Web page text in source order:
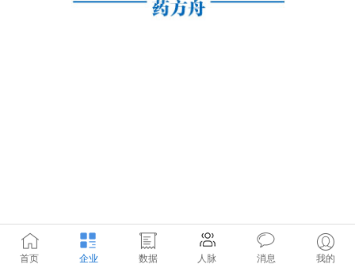
首页 企业 数据 人脉 消息 我的